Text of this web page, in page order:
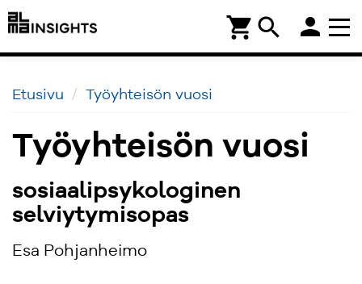
search
shopping_cart person
Etusivu Työyhteisön vuosi
Työyhteisön vuosi
sosiaalipsykologinen
selviytymisopas
Esa Pohjanheimo